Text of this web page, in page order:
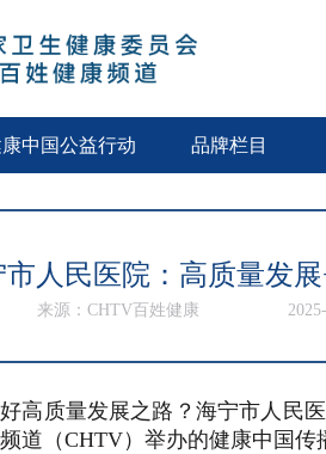
中国公益行动 品牌栏目
市人民医院：高质量发
来源：CHTV百姓健康
高质量发展之路？海宁市人民
道（CHTV）举办的健康中国